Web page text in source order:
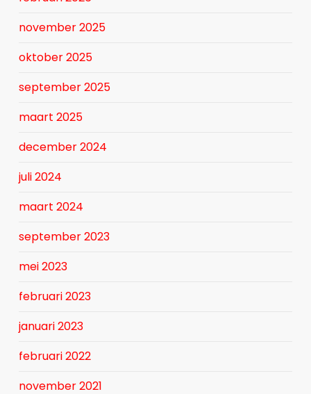
november 2025
oktober 2025
september 2025
maart 2025
december 2024
juli 2024
maart 2024
september 2023
mei 2023
februari 2023
januari 2023
februari 2022
november 2021